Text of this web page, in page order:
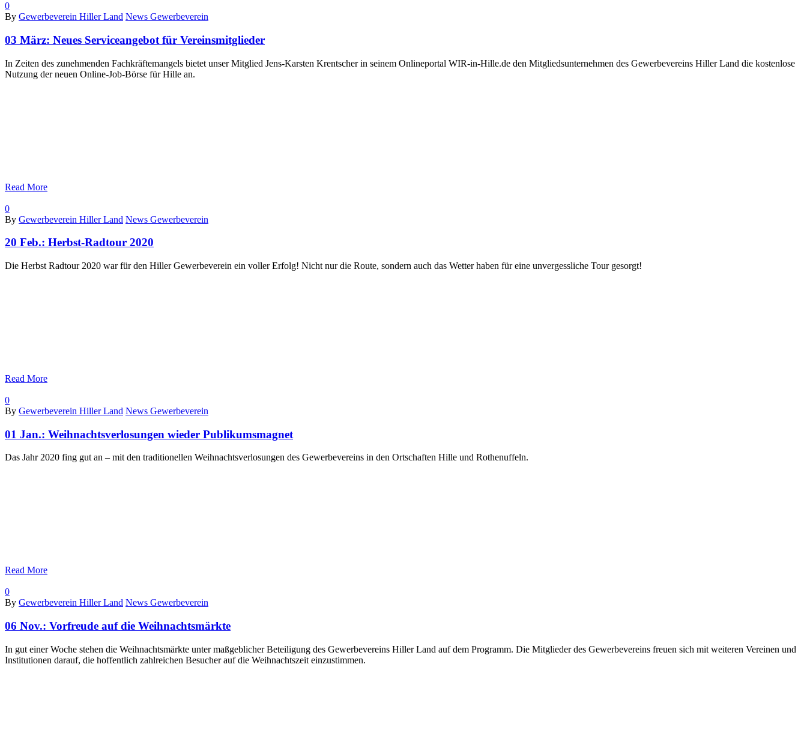
0
By Gewerbeverein Hiller Land News Gewerbeverein
03 März: Neues Serviceangebot für Vereinsmitglieder
In Zeiten des zunehmenden Fachkräftemangels bietet unser Mitglied Jens-Karsten Krentscher in seinem Onlineportal WIR-in-Hille.de den Mitgliedsunternehmen des Gewerbevereins Hiller Land die kostenlose
Nutzung der neuen Online-Job-Börse für Hille an.
Read More
0
By Gewerbeverein Hiller Land News Gewerbeverein
20 Feb.: Herbst-Radtour 2020
Die Herbst Radtour 2020 war für den Hiller Gewerbeverein ein voller Erfolg! Nicht nur die Route, sondern auch das Wetter haben für eine unvergessliche Tour gesorgt!
Read More
0
By Gewerbeverein Hiller Land News Gewerbeverein
01 Jan.: Weihnachts­verlosungen wieder Publikumsmagnet
Das Jahr 2020 fing gut an – mit den traditionellen Weihnachtsverlosungen des Gewerbevereins in den Ortschaften Hille und Rothenuffeln.
Read More
0
By Gewerbeverein Hiller Land News Gewerbeverein
06 Nov.: Vorfreude auf die Weihnachtsmärkte
In gut einer Woche stehen die Weihnachtsmärkte unter maßgeblicher Beteiligung des Gewerbevereins Hiller Land auf dem Programm. Die Mitglieder des Gewerbevereins freuen sich mit weiteren Vereinen und
Institutionen darauf, die hoffentlich zahlreichen Besucher auf die Weihnachtszeit einzustimmen.